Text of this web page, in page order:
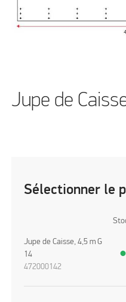
Jupe de
Sélectionner le
Jupe de Caisse, 4,5 m G
14
472000142
●